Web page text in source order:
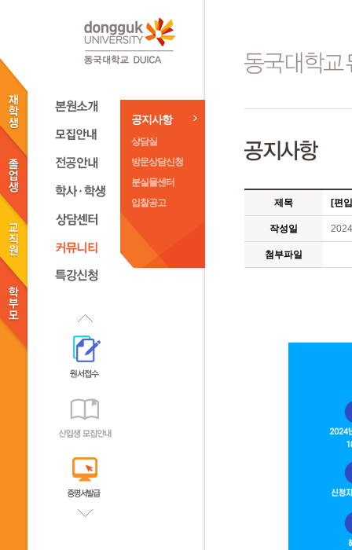
공지사항
상담실
방문상담신청
분실물센터
입찰공고
제목 [편
작성일
첨부파일